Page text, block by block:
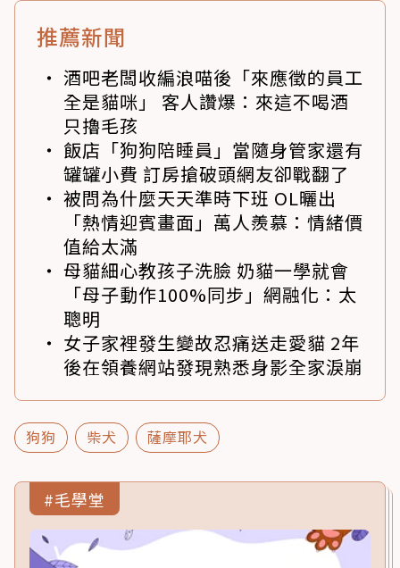
推薦新聞
酒吧老闆收編浪喵後「來應徵的員工
全是貓咪」 客人讚爆：來這不喝酒
只擼毛孩
飯店「狗狗陪睡員」當隨身管家還有
罐罐小費 訂房搶破頭網友卻戰翻了
被問為什麼天天準時下班 OL曬出
「熱情迎賓畫面」萬人羨慕：情緒價
值給太滿
母貓細心教孩子洗臉 奶貓一學就會
「母子動作100%同步」網融化：太
聰明
女子家裡發生變故忍痛送走愛貓 2年
後在領養網站發現熟悉身影全家淚崩
狗狗 柴犬 薩摩耶犬
#毛學堂